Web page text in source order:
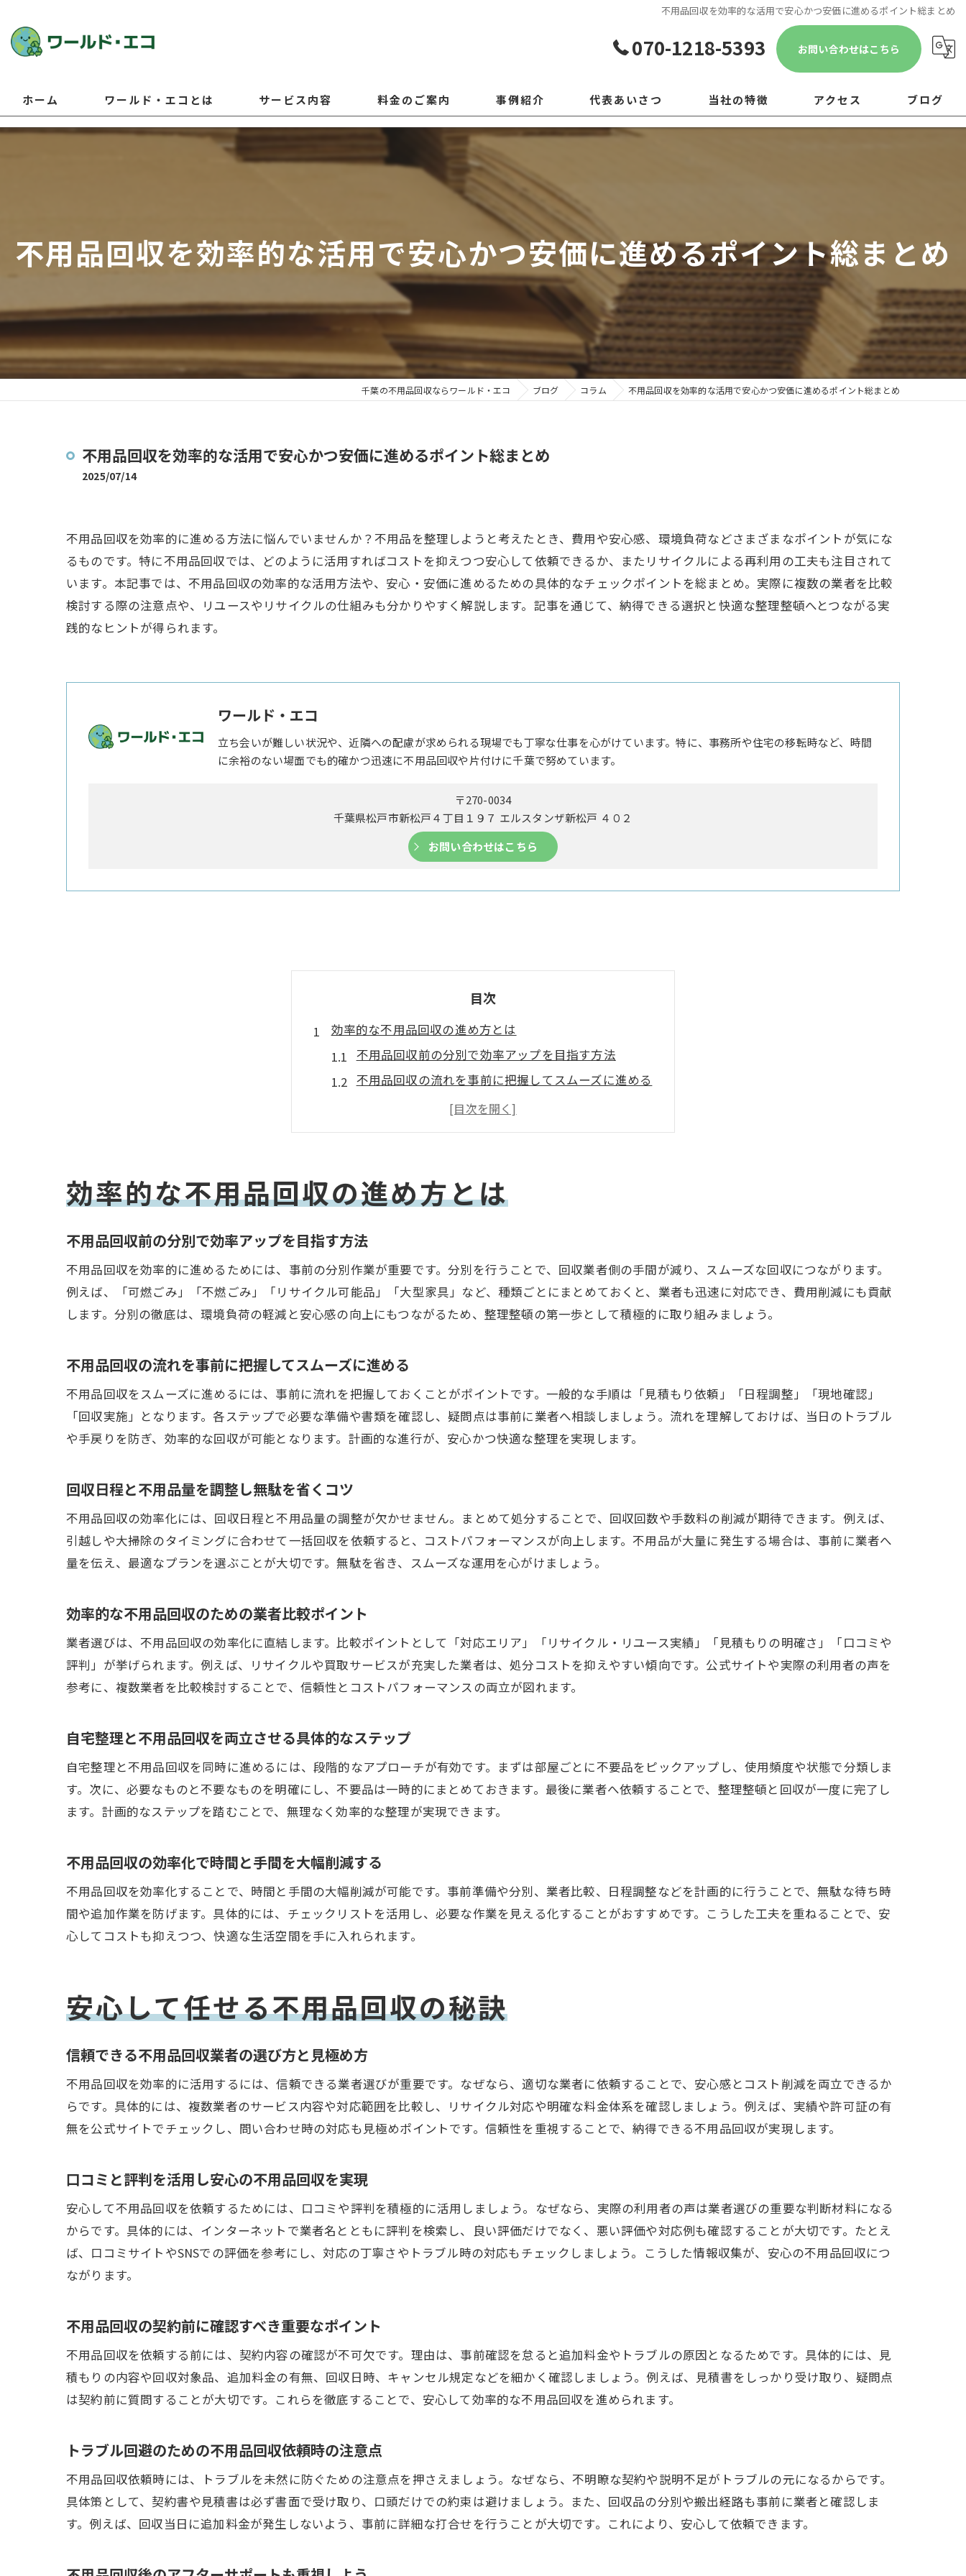
不用品回収を効率的な活用で安心かつ安価に進めるポイント総まとめ
070-1218-5393 お問い合わせはこちら
ホーム ワールド・エコとは サービス内容 料金のご案内 事例紹介 代表あいさつ 当社の特徴
片付け
ゴミ屋敷
アクセス ブログ
不用品回収を効率的な活用で安心かつ安価に進めるポイント総まとめ
千葉の不用品回収ならワールド・エコ ブログ コラム 不用品回収を効率的な活用で安心かつ安価に進めるポイント総まとめ
不用品回収を効率的な活用で安心かつ安価に進めるポイント総まとめ
2025/07/14
不用品回収を効率的に進める方法に悩んでいませんか？不用品を整理しようと考えたとき、費用や安心感、環境負荷などさまざまなポイントが気にな
るものです。特に不用品回収では、どのように活用すればコストを抑えつつ安心して依頼できるか、またリサイクルによる再利用の工夫も注目されて
います。本記事では、不用品回収の効率的な活用方法や、安心・安価に進めるための具体的なチェックポイントを総まとめ。実際に複数の業者を比較
検討する際の注意点や、リユースやリサイクルの仕組みも分かりやすく解説します。記事を通じて、納得できる選択と快適な整理整頓へとつながる実
践的なヒントが得られます。
ワールド・エコ
立ち会いが難しい状況や、近隣への配慮が求められる現場でも丁寧な仕事を心がけています。特に、事務所や住宅の移転時など、時間
に余裕のない場面でも的確かつ迅速に不用品回収や片付けに千葉で努めています。
〒270-0034
千葉県松戸市新松戸４丁目１９７ エルスタンザ新松戸 ４０２
お問い合わせはこちら
目次
効率的な不用品回収の進め方とは
不用品回収前の分別で効率アップを目指す方法
不用品回収の流れを事前に把握してスムーズに進める
回収日程と不用品量を調整し無駄を省くコツ
効率的な不用品回収のための業者比較ポイント
不用品回収の効率化で時間と手間を大幅削減する
安心して任せる不用品回収の秘訣
信頼できる不用品回収業者の選び方と見極め方
不用品回収の契約前に確認すべき重要なポイント
トラブル回避のための不用品回収依頼時の注意点
安心して任せられる不用品回収の条件とは
不用品回収とリユースの違いと活用メリット
リユース可能な不用品を見極めるポイント
不用品回収でリユースを最大限に生かす方法
不用品回収を安く済ませる実践ポイント
値下げやキャンペーンで不用品回収費用を節約
回収品目の整理が安価な不用品回収につながる
複数の不用品回収業者に見積もり依頼する利点
回収日や時間帯の工夫で費用をさらに抑える方法
悪質な不用品回収業者を避けるコツ
悪質な不用品回収業者の特徴と見分け方
不用品回収でトラブルを回避するための注意事項
無料回収をうたう業者の落とし穴に注意しよう
実際の体験談から学ぶ悪質業者の見抜き方
不用品回収で安全を守るためのチェックリスト
環境配慮型の不用品回収活用法を解説
不用品回収で実現する環境負荷の低減方法
環境配慮型の不用品回収サービス活用手順
環境に優しい不用品回収の取り組み事例紹介
複数業者を比較して選ぶメリット
複数の不用品回収業者を比較する大切な理由
見積もり比較でわかる不用品回収費用の違い
口コミや評判を活用した業者比較のコツ
不用品回収業者の対応力や信頼性を見極める方法
比較検討で納得の不用品回収サービスを実現
納得の不用品回収で快適な整理整頓へ
不用品回収後の整理整頓を続けるコツ
不用品回収の経験を今後の整理整頓に活かす
家族や自分に合った不用品回収活用法を探る
効率的な不用品回収の進め方とは
不用品回収前の分別で効率アップを目指す方法
不用品回収を効率的に進めるためには、事前の分別作業が重要です。分別を行うことで、回収業者側の手間が減り、スムーズな回収につながります。
例えば、「可燃ごみ」「不燃ごみ」「リサイクル可能品」「大型家具」など、種類ごとにまとめておくと、業者も迅速に対応でき、費用削減にも貢献
します。分別の徹底は、環境負荷の軽減と安心感の向上にもつながるため、整理整頓の第一歩として積極的に取り組みましょう。
不用品回収の流れを事前に把握してスムーズに進める
不用品回収をスムーズに進めるには、事前に流れを把握しておくことがポイントです。一般的な手順は「見積もり依頼」「日程調整」「現地確認」
「回収実施」となります。各ステップで必要な準備や書類を確認し、疑問点は事前に業者へ相談しましょう。流れを理解しておけば、当日のトラブル
や手戻りを防ぎ、効率的な回収が可能となります。計画的な進行が、安心かつ快適な整理を実現します。
回収日程と不用品量を調整し無駄を省くコツ
不用品回収の効率化には、回収日程と不用品量の調整が欠かせません。まとめて処分することで、回収回数や手数料の削減が期待できます。例えば、
引越しや大掃除のタイミングに合わせて一括回収を依頼すると、コストパフォーマンスが向上します。不用品が大量に発生する場合は、事前に業者へ
量を伝え、最適なプランを選ぶことが大切です。無駄を省き、スムーズな運用を心がけましょう。
効率的な不用品回収のための業者比較ポイント
業者選びは、不用品回収の効率化に直結します。比較ポイントとして「対応エリア」「リサイクル・リユース実績」「見積もりの明確さ」「口コミや
評判」が挙げられます。例えば、リサイクルや買取サービスが充実した業者は、処分コストを抑えやすい傾向です。公式サイトや実際の利用者の声を
参考に、複数業者を比較検討することで、信頼性とコストパフォーマンスの両立が図れます。
自宅整理と不用品回収を両立させる具体的なステップ
自宅整理と不用品回収を同時に進めるには、段階的なアプローチが有効です。まずは部屋ごとに不要品をピックアップし、使用頻度や状態で分類しま
す。次に、必要なものと不要なものを明確にし、不要品は一時的にまとめておきます。最後に業者へ依頼することで、整理整頓と回収が一度に完了し
ます。計画的なステップを踏むことで、無理なく効率的な整理が実現できます。
不用品回収の効率化で時間と手間を大幅削減する
不用品回収を効率化することで、時間と手間の大幅削減が可能です。事前準備や分別、業者比較、日程調整などを計画的に行うことで、無駄な待ち時
間や追加作業を防げます。具体的には、チェックリストを活用し、必要な作業を見える化することがおすすめです。こうした工夫を重ねることで、安
心してコストも抑えつつ、快適な生活空間を手に入れられます。
安心して任せる不用品回収の秘訣
信頼できる不用品回収業者の選び方と見極め方
不用品回収を効率的に活用するには、信頼できる業者選びが重要です。なぜなら、適切な業者に依頼することで、安心感とコスト削減を両立できるか
らです。具体的には、複数業者のサービス内容や対応範囲を比較し、リサイクル対応や明確な料金体系を確認しましょう。例えば、実績や許可証の有
無を公式サイトでチェックし、問い合わせ時の対応も見極めポイントです。信頼性を重視することで、納得できる不用品回収が実現します。
口コミと評判を活用し安心の不用品回収を実現
安心して不用品回収を依頼するためには、口コミや評判を積極的に活用しましょう。なぜなら、実際の利用者の声は業者選びの重要な判断材料になる
からです。具体的には、インターネットで業者名とともに評判を検索し、良い評価だけでなく、悪い評価や対応例も確認することが大切です。たとえ
ば、口コミサイトやSNSでの評価を参考にし、対応の丁寧さやトラブル時の対応もチェックしましょう。こうした情報収集が、安心の不用品回収につ
ながります。
不用品回収の契約前に確認すべき重要なポイント
不用品回収を依頼する前には、契約内容の確認が不可欠です。理由は、事前確認を怠ると追加料金やトラブルの原因となるためです。具体的には、見
積もりの内容や回収対象品、追加料金の有無、回収日時、キャンセル規定などを細かく確認しましょう。例えば、見積書をしっかり受け取り、疑問点
は契約前に質問することが大切です。これらを徹底することで、安心して効率的な不用品回収を進められます。
トラブル回避のための不用品回収依頼時の注意点
不用品回収依頼時には、トラブルを未然に防ぐための注意点を押さえましょう。なぜなら、不明瞭な契約や説明不足がトラブルの元になるからです。
具体策として、契約書や見積書は必ず書面で受け取り、口頭だけでの約束は避けましょう。また、回収品の分別や搬出経路も事前に業者と確認しま
す。例えば、回収当日に追加料金が発生しないよう、事前に詳細な打合せを行うことが大切です。これにより、安心して依頼できます。
お問い合わせはこちら
お問い合わせはこちら